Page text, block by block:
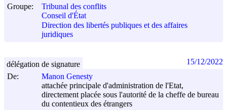
Groupe:
Tribunal des conflits
Conseil d'État
Direction des libertés publiques et des affaires
juridiques
De:
Manon Genesty
attachée principale d'administration de l'Etat,
directement placée sous l'autorité de la cheffe de bureau
du contentieux des étrangers
délégation de signature 15/12/2022